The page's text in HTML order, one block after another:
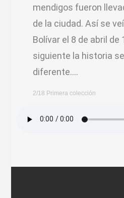
mendigos fueron
de la ciudad. Así se
Bolívar el 8 de abril de
siguiente la historia
diferente….
2/18 Primera colección